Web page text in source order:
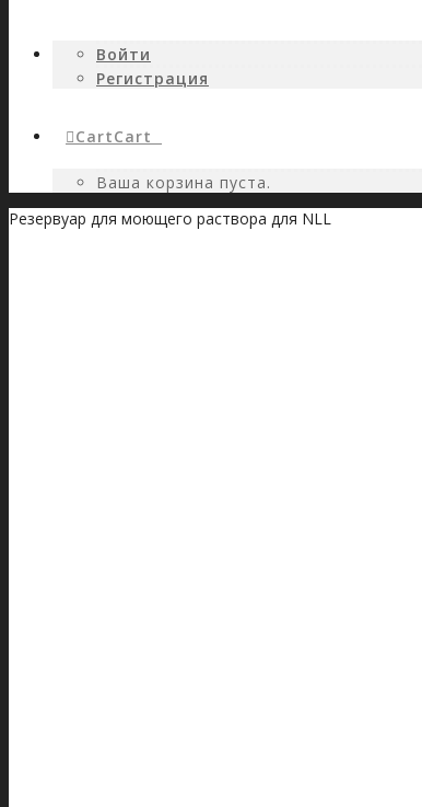
Войти
Регистрация
CartCart
Ваша корзина пуста.
Резервуар для моющего раствора для NLL